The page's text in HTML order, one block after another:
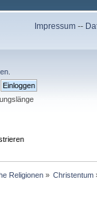
Impressum--
Religionen» Christentum